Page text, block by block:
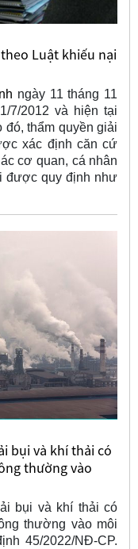
Luật khiếu nại
ngày 11 tháng 11
7/2012 và hiện tại
thẩm quyền giải
xác định căn cứ
cơ quan, cá nhân
được quy định như
bụi và khí thải có
thường vào
bụi và khí thải có
thường vào môi
45/2022/NĐ-CP.